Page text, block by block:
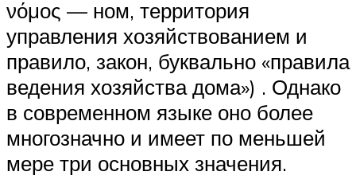
νόμος — ном, территория
управления хозяйствованием и
правило, закон, буквально «правила
ведения хозяйства дома») . Однако
в современном языке оно более
многозначно и имеет по меньшей
мере три основных значения.